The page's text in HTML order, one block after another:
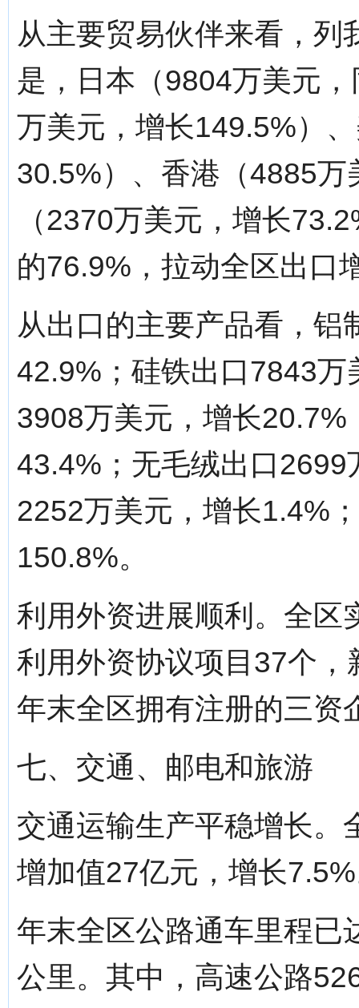
从主要贸易伙伴来看，列
是，日本（9804万美元
万美元，增长149.5%）
30.5%）、香港（4885
（2370万美元，增长
的76.9%，拉动全区出口
从出口的主要产品看，
42.9%；硅铁出口7843
3908万美元，增长
43.4%；无毛绒出口
2252万美元，增长1.4%
150.8%。
利用外资进展顺利。全区
利用外资协议项目37个
年末全区拥有注册的三资
七、交通、邮电和旅游
交通运输生产平稳增长。
增加值27亿元，增长
年末全区公路通车里程已
公里。其中，高速公路